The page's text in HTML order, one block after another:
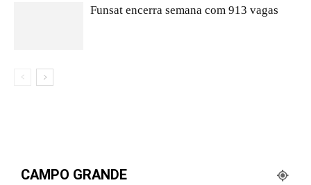
Funsat encerra semana com 913 vagas
CAMPO GRANDE